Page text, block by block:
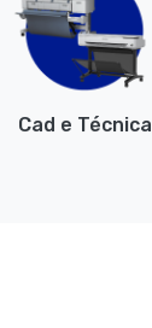
Cad e Técnica